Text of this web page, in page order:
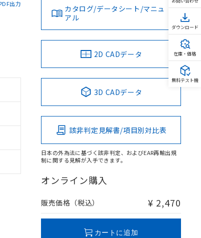
出力
カタログ/データシート/マニュ
アル
2D CADデータ
3D CADデータ
該非判定見解書/項目別対比表
日本の外為法に基づく該非判定、およびEAR再輸出規
制に関する見解が入手できます。
オンライン購入
販売価格（税込） ¥ 2,470
カートに追加
ダウンロード
在庫・価格
無料テスト機